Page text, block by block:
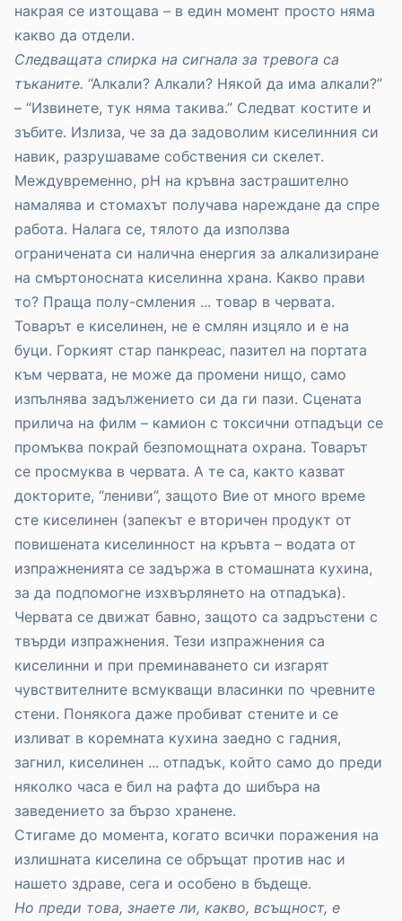
накрая се изтощава – в един момент просто няма
какво да отдели.
Следващата спирка на сигнала за тревога са
тъканите. “Алкали? Алкали? Някой да има алкали?”
– “Извинете, тук няма такива.” Следват костите и
зъбите. Излиза, че за да задоволим киселинния си
навик, разрушаваме собствения си скелет.
Междувременно, рН на кръвна застрашително
намалява и стомахът получава нареждане да спре
работа. Налага се, тялото да използва
ограничената си налична енергия за алкализиране
на смъртоносната киселинна храна. Какво прави
то? Праща полу-смления ... товар в червата.
Товарът е киселинен, не е смлян изцяло и е на
буци. Горкият стар панкреас, пазител на портата
към червата, не може да промени нищо, само
изпълнява задължението си да ги пази. Сцената
прилича на филм – камион с токсични отпадъци се
промъква покрай безпомощната охрана. Товарът
се просмуква в червата. А те са, както казват
докторите, “лениви”, защото Вие от много време
сте киселинен (запекът е вторичен продукт от
повишената киселинност на кръвта – водата от
изпражненията се задържа в стомашната кухина,
за да подпомогне изхвърлянето на отпадъка).
Червата се движат бавно, защото са задръстени с
твърди изпражнения. Тези изпражнения са
киселинни и при преминаването си изгарят
чувствителните всмукващи власинки по чревните
стени. Понякога даже пробиват стените и се
изливат в коремната кухина заедно с гадния,
загнил, киселинен ... отпадък, който само до преди
няколко часа е бил на рафта до шибъра на
заведението за бързо хранене.
Стигаме до момента, когато всички поражения на
излишната киселина се обръщат против нас и
нашето здраве, сега и особено в бъдеще.
Но преди това, знаете ли, какво, всъщност, е